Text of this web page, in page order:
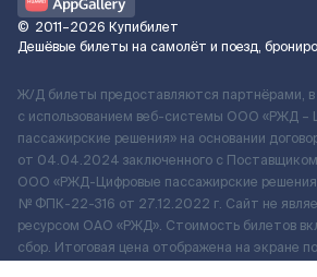
© 2011–2026 Купибилет
Дешёвые билеты на самолёт и поезд,
Ж/Д билеты предоставляются партнёрами, в
с использованием веб-системы ООО «РЖД –
пассажирские решения» на основании
от 04.04.2024 заключенного с Поставщиком
ООО «РЖД-Цифровые пассажирские
№ ФПК-22-316 от 27.12.2022 г. Сайт не
ресурсом ОАО «РЖД». Стоимость билетов
сбор. Итоговая цена отображена на экране